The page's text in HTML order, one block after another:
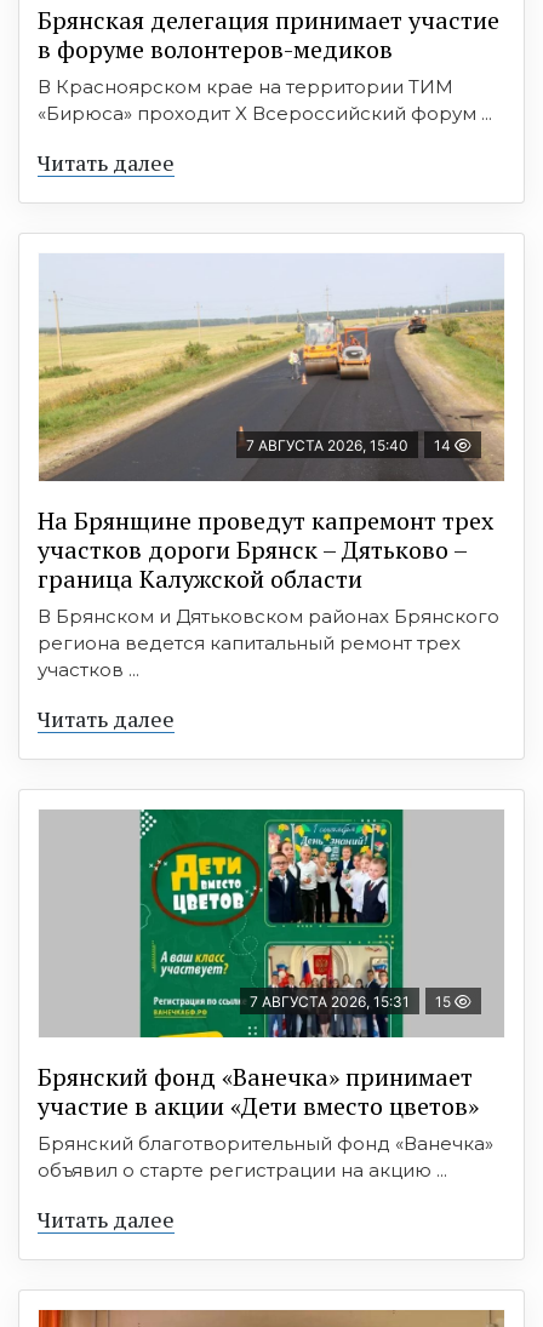
Брянская делегация принимает участие
в форуме волонтеров-медиков
В Красноярском крае на территории ТИМ
«Бирюса» проходит X Всероссийский форум ...
Читать далее
7 АВГУСТА 2026, 15:40 14
На Брянщине проведут капремонт трех
участков дороги Брянск – Дятьково –
граница Калужской области
В Брянском и Дятьковском районах Брянского
региона ведется капитальный ремонт трех
участков ...
Читать далее
7 АВГУСТА 2026, 15:31 15
Брянский фонд «Ванечка» принимает
участие в акции «Дети вместо цветов»
Брянский благотворительный фонд «Ванечка»
объявил о старте регистрации на акцию ...
Читать далее